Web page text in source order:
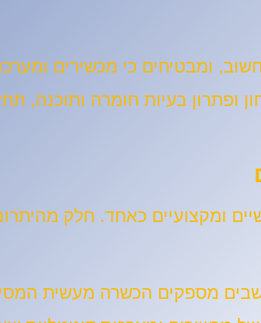
ומבטיחים כי מכשירים
בעיות חומרה ותוכנה,
ומקצועיים כאחד. חלק
מספקים הכשרה מעשית